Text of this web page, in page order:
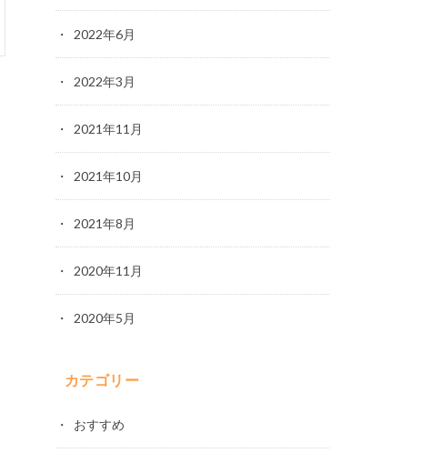
2022年6月
2022年3月
2021年11月
2021年10月
2021年8月
2020年11月
2020年5月
カテゴリー
おすすめ